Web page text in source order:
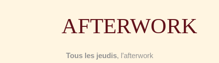
AFTERWORK
Tous les jeudis, l’afterwork